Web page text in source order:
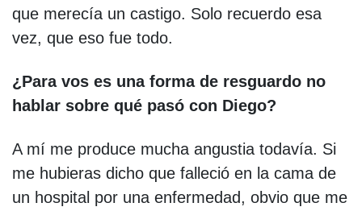
que merecía un castigo. Solo recuerdo esa
vez, que eso fue todo.
¿Para vos es una forma de resguardo no
hablar sobre qué pasó con Diego?
A mí me produce mucha angustia todavía. Si
me hubieras dicho que falleció en la cama de
un hospital por una enfermedad, obvio que me